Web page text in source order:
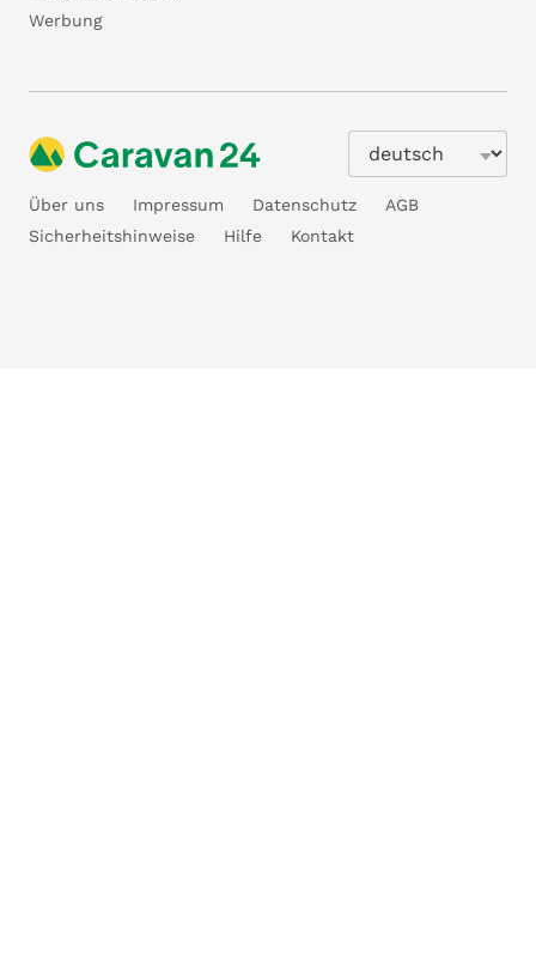
Werbung
Über uns Impressum Datenschutz
AGB
Sicherheitshinweise
Hilfe Kontakt